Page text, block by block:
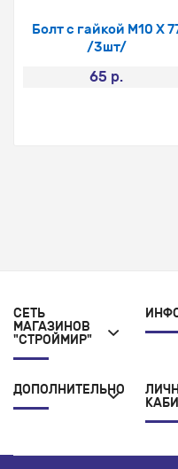
Болт с гайкой М10 Х
/3шт/
65 р.
СЕТЬ
МАГАЗИНОВ
"СТРОЙМИР"
ДОПОЛНИТЕЛЬНО